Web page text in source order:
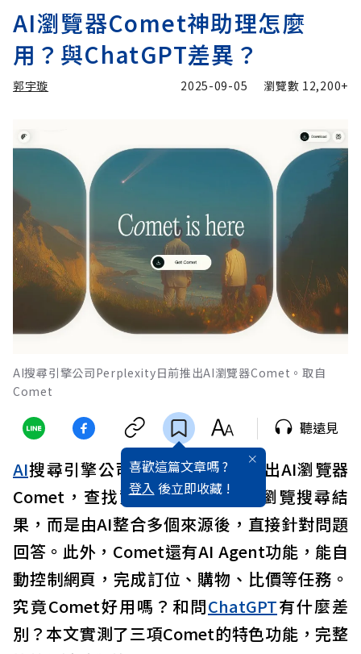
AI瀏覽器Comet神助理怎麼
用？與ChatGPT差異？
郭宇璇 2025-09-05 瀏覽數 12,200+
AI搜尋引擎公司Perplexity日前推出AI瀏覽器Comet。取自
Comet
喜歡這篇文章嗎 ?
登入 後立即收藏 !
聽遠見
AI搜尋引擎公司Perplexity日前推出AI瀏覽器
Comet，查找資料不再需要逐一瀏覽搜尋結
果，而是由AI整合多個來源後，直接針對問題
回答。此外，Comet還有AI Agent功能，能自
動控制網頁，完成訂位、購物、比價等任務。
究竟Comet好用嗎？和問ChatGPT有什麼差
別？本文實測了三項Comet的特色功能，完整